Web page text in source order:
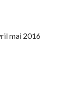
mai 2016